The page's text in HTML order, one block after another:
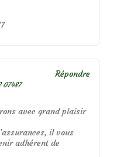
07487
avec grand plaisir
il vous
adhérent de
Répondre